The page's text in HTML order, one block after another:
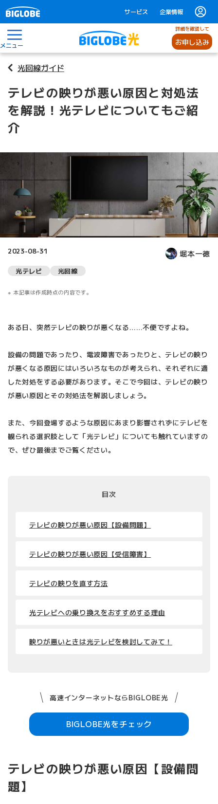
サービス 企業情報
メニュー
詳細を確認して
お申し込み
光回線ガイド
テレビの映りが悪い原因と対処法
を解説！光テレビについてもご紹
介
2023-08-31 堀本一徳
光テレビ 光回線
本記事は作成時点の内容です。
ある日、突然テレビの映りが悪くなる……不便ですよね。
設備の問題であったり、電波障害であったりと、テレビの映り
が悪くなる原因にはいろいろなものが考えられ、それぞれに適
した対処をする必要があります。そこで今回は、テレビの映り
が悪い原因とその対処法を解説しましょう。
また、今回登場するような原因にあまり影響されずにテレビを
観られる選択肢として「光テレビ」についても触れていますの
で、ぜひ最後までご覧ください。
目次
テレビの映りが悪い原因【設備問題】
テレビの映りが悪い原因【受信障害】
テレビの映りを直す方法
光テレビへの乗り換えをおすすめする理由
映りが悪いときは光テレビを検討してみて！
高速インターネットならBIGLOBE光
BIGLOBE光をチェック
テレビの映りが悪い原因【設備問
題】